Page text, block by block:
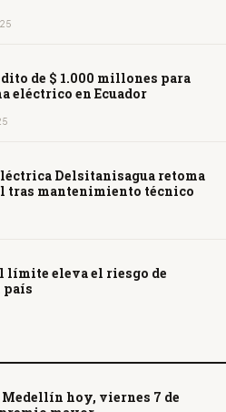
de $ 1.000 millones para
eléctrico en Ecuador
Delsitanisagua retoma
tras mantenimiento técnico
límite eleva el riesgo de
país
hoy, viernes 7 de